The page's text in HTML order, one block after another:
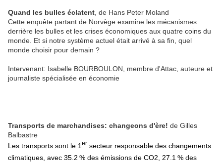
Quand les bulles éclatent , de Hans Peter Moland
Cette enquête partant de Norvège examine les mécanismes
derrière les bulles et les crises économiques aux quatre coins du
monde. Et si notre système actuel était arrivé à sa fin, quel
monde choisir pour demain ?
Intervenant: Isabelle BOURBOULON, membre d'Attac, auteure et
journaliste spécialisée en économie
Transports de marchandises: changeons d'ère! de Gilles
Balbastre
Les transports sont le 1 er secteur responsable des changements
climatiques, avec 35.2 % des émissions de CO2 , 27.1 % des